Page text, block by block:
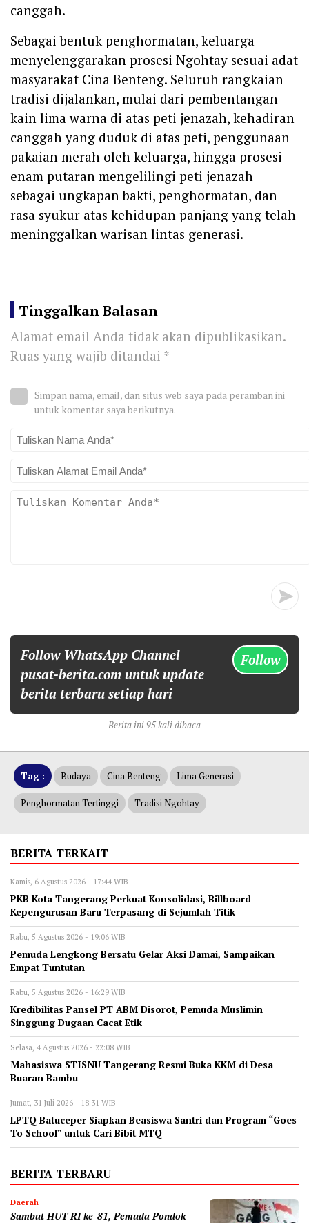
canggah.
Sebagai bentuk penghormatan, keluarga
menyelenggarakan prosesi Ngohtay sesuai adat
masyarakat Cina Benteng. Seluruh rangkaian
tradisi dijalankan, mulai dari pembentangan
kain lima warna di atas peti jenazah, kehadiran
canggah yang duduk di atas peti, penggunaan
pakaian merah oleh keluarga, hingga prosesi
enam putaran mengelilingi peti jenazah
sebagai ungkapan bakti, penghormatan, dan
rasa syukur atas kehidupan panjang yang telah
meninggalkan warisan lintas generasi.
Tinggalkan Balasan
Alamat email Anda tidak akan dipublikasikan.
Ruas yang wajib ditandai *
Simpan nama, email, dan situs web saya pada peramban ini
untuk komentar saya berikutnya.
Follow WhatsApp Channel
pusat-berita.com untuk update
berita terbaru setiap hari
Follow
Berita ini 95 kali dibaca
Tag : Budaya Cina Benteng Lima Generasi
Penghormatan Tertinggi Tradisi Ngohtay
BERITA TERKAIT
Kamis, 6 Agustus 2026 - 17:44 WIB
‎PKB Kota Tangerang Perkuat Konsolidasi, Billboard
Kepengurusan Baru Terpasang di Sejumlah Titik ‎
Rabu, 5 Agustus 2026 - 19:06 WIB
Pemuda Lengkong Bersatu Gelar Aksi Damai, Sampaikan
Empat Tuntutan
Rabu, 5 Agustus 2026 - 16:29 WIB
‎Kredibilitas Pansel PT ABM Disorot, Pemuda Muslimin
Singgung Dugaan Cacat Etik
Selasa, 4 Agustus 2026 - 22:08 WIB
Mahasiswa STISNU Tangerang Resmi Buka KKM di Desa
Buaran Bambu
Jumat, 31 Juli 2026 - 18:31 WIB
LPTQ Batuceper Siapkan Beasiswa Santri dan Program “Goes
To School” untuk Cari Bibit MTQ
BERITA TERBARU
Daerah
Sambut HUT RI ke-81, Pemuda Pondok